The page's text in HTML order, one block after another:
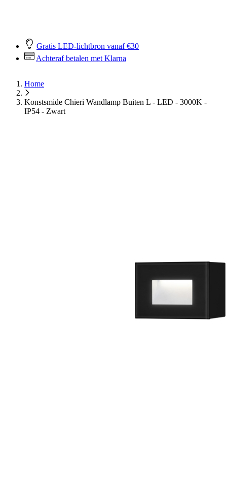
Gratis LED-lichtbron vanaf €30
Achteraf betalen met Klarna
Home
Konstsmide Chieri Wandlamp Buiten L - LED - 3000K -
IP54 - Zwart